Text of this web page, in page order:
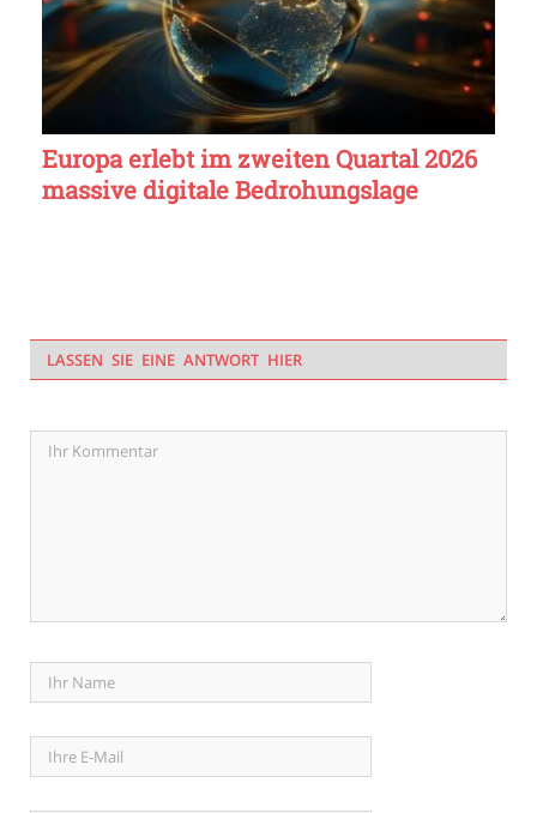
Europa erlebt im zweiten Quartal 2026
massive digitale Bedrohungslage
LASSEN SIE EINE ANTWORT HIER